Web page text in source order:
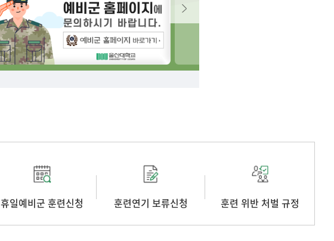
휴일예비군 훈련신청 훈련연기 보류신청 훈련 위반 처벌 규정